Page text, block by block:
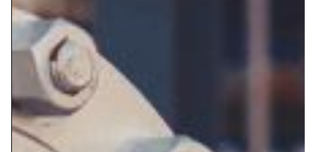
En Roweko sabemos la importancia de la calidad
del vapor industrial, de ahí que contemos con
equipos específicamente desarrollados para los
sistemas de vapor. Para dar a conocer todo lo que
realizamos en este sentido, hemos centrado el
contenido de este post en esta realidad de la
industria.